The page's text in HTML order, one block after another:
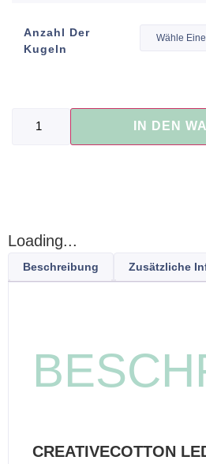
Anzahl Der
Kugeln
IN DEN
Loading...
Beschreibung Zusätzliche
CREATIVECOTTON